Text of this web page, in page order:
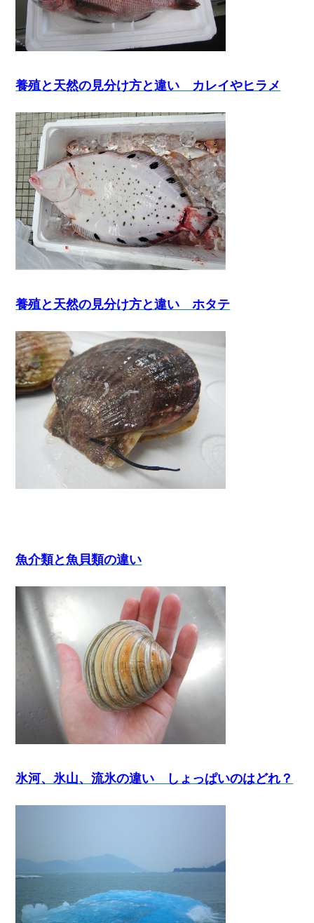
養殖と天然の見分け方と違い カレイやヒラメ
養殖と天然の見分け方と違い ホタテ
魚介類と魚貝類の違い
氷河、氷山、流氷の違い しょっぱいのはどれ？